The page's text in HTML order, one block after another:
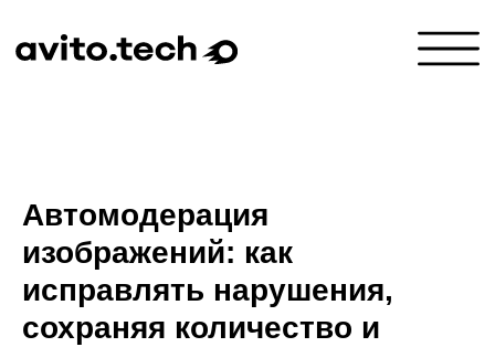
Автомодерация
изображений: как
исправлять нарушения,
сохраняя количество и